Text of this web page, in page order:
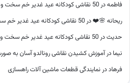
فاطمهدر50 نقاشی کودکانه عید غدیر خم سخت و آسان و برای رنگ آمیزی
ریحانه 🌸❤️در50 نقاشی کودکانه عید غدیر خم سخت و آسان و برای رنگ آمیزی
حدیثدر50 نقاشی کودکانه عید غدیر خم سخت و آسان و برای رنگ آمیزی
نیما درآموزش کشیدن نقاشی رونالدو آسان به
فرهاددر نمایندگی قطعات ماشین آلات راهسازی